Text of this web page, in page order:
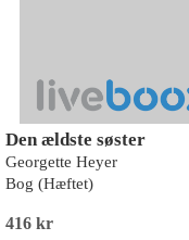
Den ældste søster
Georgette Heyer
Bog (Hæftet)
416 kr